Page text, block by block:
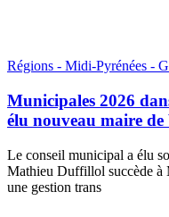
Régions - Midi-Pyrénées -
Municipales 2026
élu nouveau maire de
Le conseil municipal a élu
Mathieu Duffillol succède à
une gestion trans